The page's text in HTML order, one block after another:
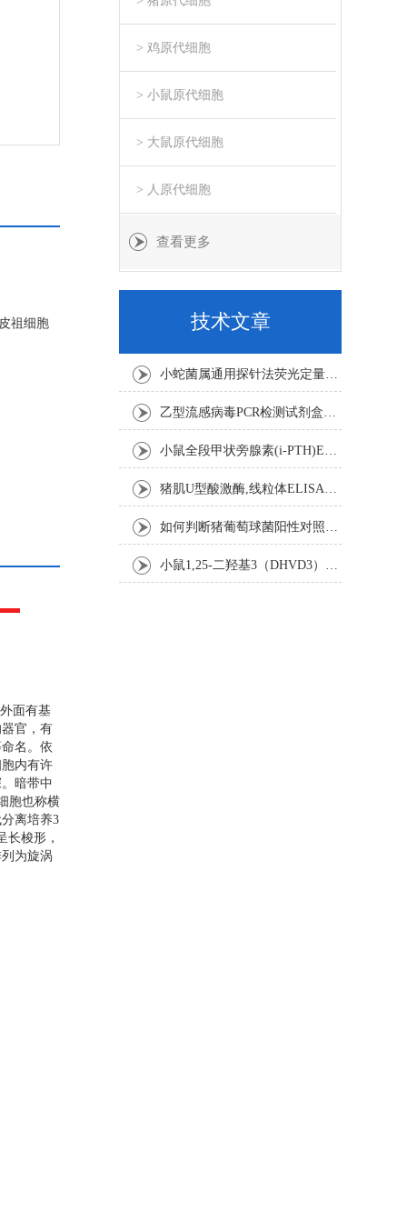
祖细胞
面有基
官，有
名。依
内有许
暗带中
胞也称横
离培养3
长梭形，
为旋涡
> 鸡原代细胞
> 小鼠原代细胞
> 大鼠原代细胞
> 人原代细胞
查看更多
技术文章
小蛇菌属通用探针法荧光定量PCR试剂盒实验注意事项
乙型流感病毒PCR检测试剂盒反应五要素
小鼠全段甲状旁腺素(i-PTH)ELISA试剂盒操作步骤
猪肌U型酸激酶,线粒体ELISA试剂盒注意事项
如何判断猪葡萄球菌阳性对照是否失效
小鼠1,25-二羟基3（DHVD3）elisa试剂盒操作步骤